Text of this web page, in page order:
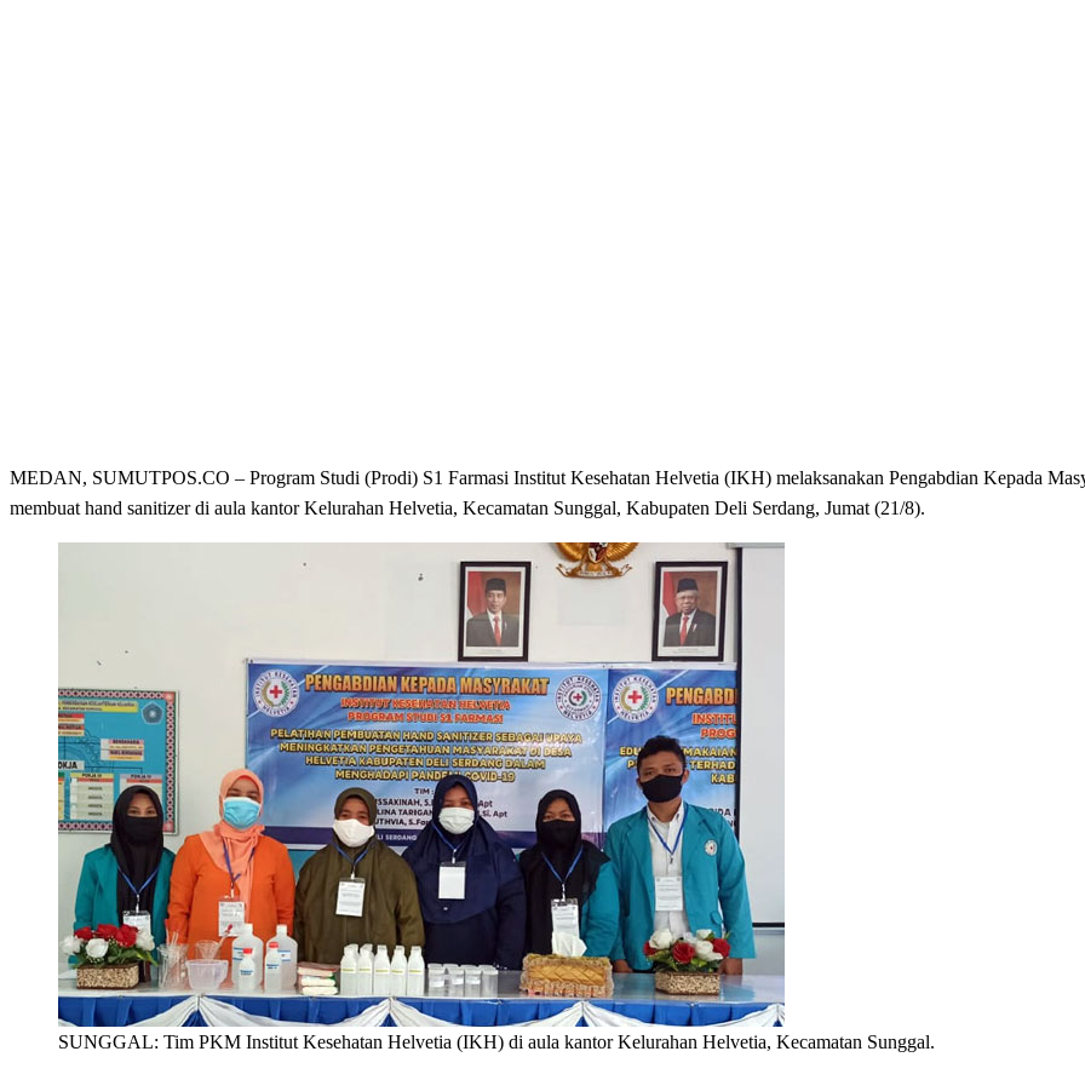
MEDAN, SUMUTPOS.CO – Program Studi (Prodi) S1 Farmasi Institut Kesehatan Helvetia (IKH) melaksanakan Pengabdian Kepada
membuat hand sanitizer di aula kantor Kelurahan Helvetia, Kecamatan Sunggal, Kabupaten Deli Serdang, Jumat (21/8).
SUNGGAL: Tim PKM Institut Kesehatan Helvetia (IKH) di aula kantor Kelurahan Helvetia, Kecamatan Sunggal.